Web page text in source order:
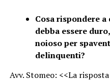
Cosa rispondere
debba essere
noioso per
delinquenti?
Avv. Stomeo: <<La